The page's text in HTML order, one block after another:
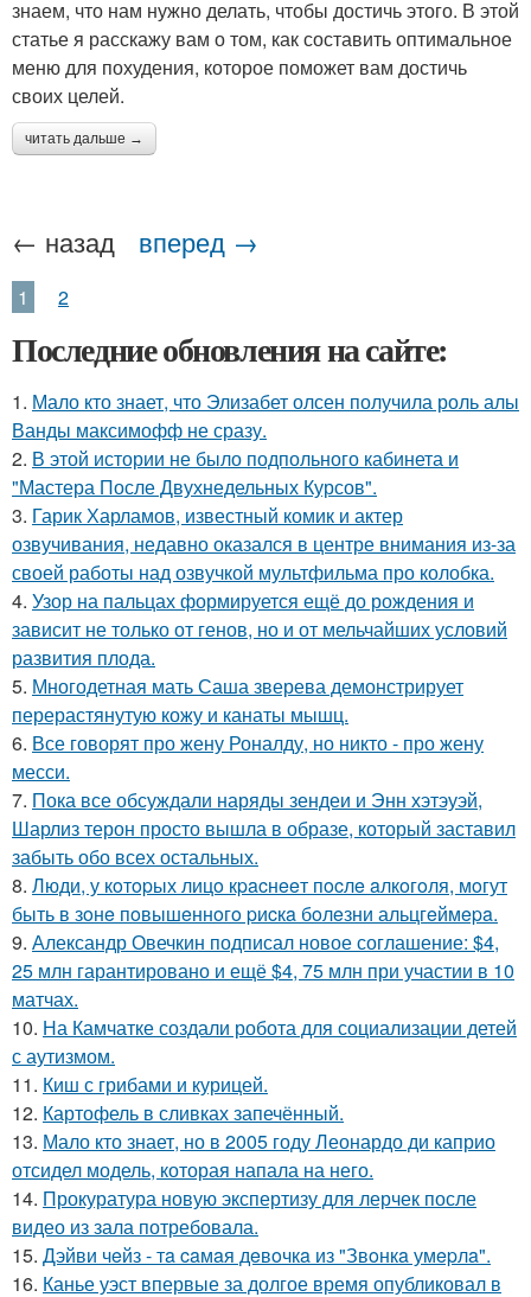
знаем, что нам нужно делать, чтобы достичь этого. В этой
статье я расскажу вам о том, как составить оптимальное
меню для похудения, которое поможет вам достичь
своих целей.
читать дальше →
← назад вперед →
1 2
Последние обновления на сайте:
1. Мало кто знает, что Элизабет олсен получила роль алы
Ванды максимофф не сразу.
2. В этой истории не было подпольного кабинета и
"Мастера После Двухнедельных Курсов".
3. Гарик Харламов, известный комик и актер
озвучивания, недавно оказался в центре внимания из-за
своей работы над озвучкой мультфильма про колобка.
4. Узор на пальцах формируется ещё до рождения и
зависит не только от генов, но и от мельчайших условий
развития плода.
5. Многодетная мать Саша зверева демонстрирует
перерастянутую кожу и канаты мышц.
6. Все говорят про жену Роналду, но никто - про жену
месси.
7. Пока все обсуждали наряды зендеи и Энн хэтэуэй,
Шарлиз терон просто вышла в образе, который заставил
забыть обо всех остальных.
8. Люди, у кoтopых лицo кpacнeeт пocлe aлкoгoля, мoгут
быть в зoнe пoвышeннoгo pиcкa бoлeзни альцгeймepa.
9. Александр Овечкин подписал новое соглашение: $4,
25 млн гарантировано и ещё $4, 75 млн при участии в 10
матчах.
10. На Камчатке создали робота для социализации детей
с аутизмом.
11. Киш с грибами и курицей.
12. Картофель в сливках запечённый.
13. Мало кто знает, но в 2005 году Леонардо ди каприо
отсидел модель, которая напала на него.
14. Прокуратура новую экспертизу для лерчек после
видео из зала потребовала.
15. Дэйви чeйз - тa caмaя дeвoчкa из "Звoнкa умepлa".
16. Канье уэст впервые за долгое время опубликовал в